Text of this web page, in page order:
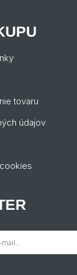
tovaru
údajov